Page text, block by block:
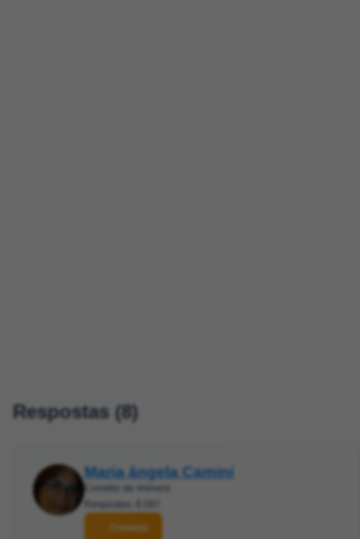
Respostas (8)
Maria ângela Camini
Corretor de imóveis
Respostas: 8.097
Contatar